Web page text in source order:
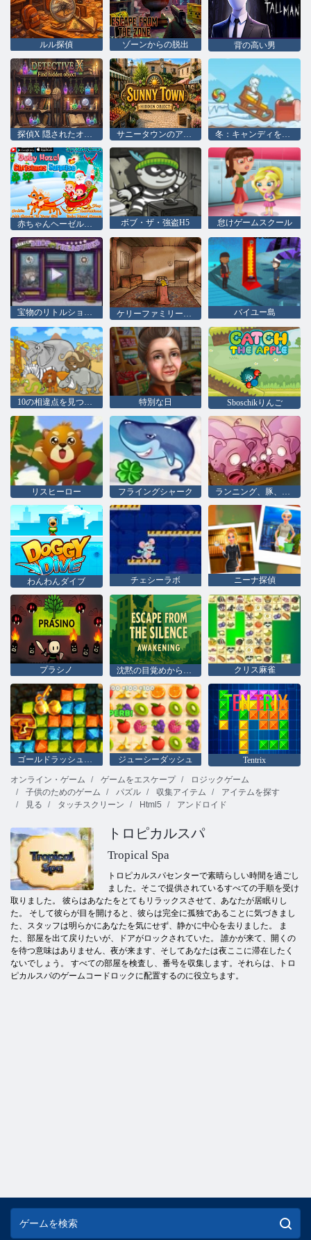
ルル探偵 ゾーンからの脱出 背の高い男
探偵X 隠されたオブジェクトを見つける サニータウンのアイテム探し 冬：キャンディを検索
ボブ・ザ・強盗H5 怠けゲームスクール
宝物のリトルショップ バイユー島
10の相違点を見つける 特別な日 Sboschikりんご
リスヒーロー フライングシャーク ランニング、豚、ファイル名を指定して実行
わんわんダイブ チェシーラボ ニーナ探偵
プラシノ 沈黙の目覚めからの脱出 クリス麻雀
ゴールドラッシュの宝探し ジューシーダッシュ
Tentrix
オンライン・ゲーム
ゲームをエスケープ
ロジックゲーム
子供のためのゲーム
パズル 収集アイテム
アイテムを探す
見る
タッチスクリーン Html5 アンドロイド
トロピカルスパ
Tropical Spa
トロピカルスパセンターで素晴らしい時間を過ごし
ました。そこで提供されているすべての手順を受け
取りました。 彼らはあなたをとてもリラックスさせて、あなたが居眠りし
た。 そして彼らが目を開けると、彼らは完全に孤独であることに気づきまし
た、スタッフは明らかにあなたを気にせず、静かに中心を去りました。 ま
た、部屋を出て戻りたいが、ドアがロックされていた。 誰かが来て、開くの
を待つ意味はありません、夜が来ます、そしてあなたは夜ここに滞在したく
ないでしょう。 すべての部屋を検査し、番号を収集します。それらは、トロ
ピカルスパのゲームコードロックに配置するのに役立ちます。